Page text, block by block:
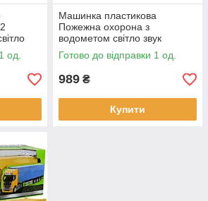
см
од.
Машинка пластикова
Пожежна охорона з
водометом свiтло звук
36*18,5*14 см (RJ2820)
Готово до відправки 1 од.
989 ₴
Купити